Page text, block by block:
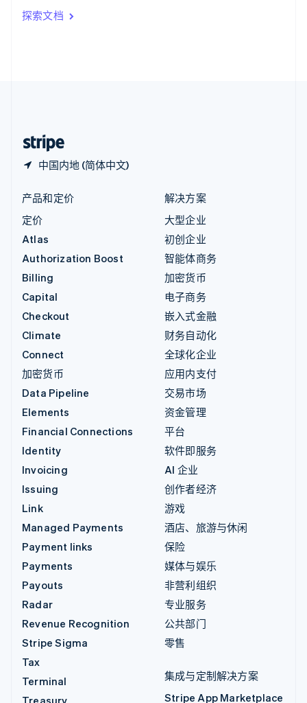
探索文档
中国内地 (简体中文)
印度
English
产品和定价
定价
Atlas
Authorization Boost
Billing
Capital
Checkout
Climate
Connect
加密货币
Data Pipeline
Elements
Financial Connections
Identity
Invoicing
Issuing
Link
Managed Payments
Payment links
Payments
Payouts
Radar
Revenue Recognition
Stripe Sigma
Tax
Terminal
Treasury
解决方案
大型企业
初创企业
智能体商务
加密货币
电子商务
嵌入式金融
财务自动化
全球化企业
应用内支付
交易市场
资金管理
平台
软件即服务
AI 企业
创作者经济
游戏
酒店、旅游与休闲
保险
媒体与娱乐
非营利组织
专业服务
公共部门
零售
集成与定制解决方案
Stripe App Marketplace